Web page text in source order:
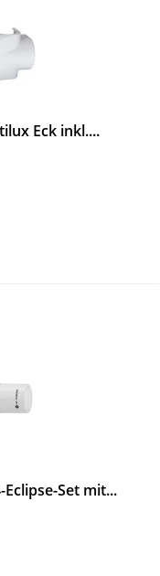
Eck inkl....
Set mit...